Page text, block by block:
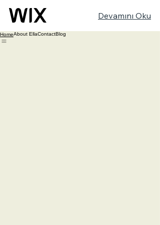
Devamını Oku